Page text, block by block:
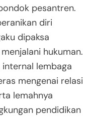
pesantren.
diri
dipaksa
hukuman.
lembaga
mengenai relasi
lemahnya
pendidikan